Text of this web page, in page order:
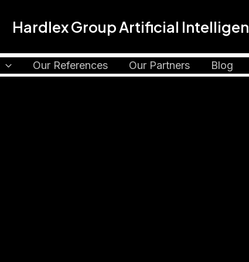
Hardlex Group Artificial
Our References Our Partners Blog